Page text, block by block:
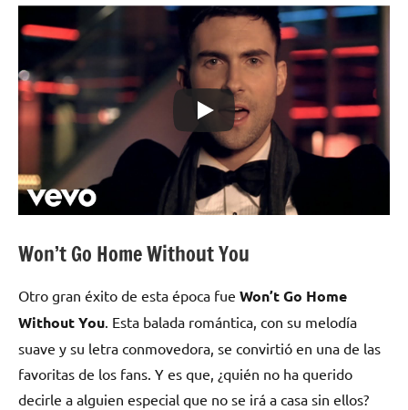
Won’t Go Home Without You
Otro gran éxito de esta época fue Won’t Go Home
Without You. Esta balada romántica, con su melodía
suave y su letra conmovedora, se convirtió en una de las
favoritas de los fans. Y es que, ¿quién no ha querido
decirle a alguien especial que no se irá a casa sin ellos?